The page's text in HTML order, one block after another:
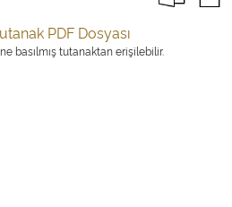
PDF Dosyası
basılmış tutanaktan erişilebilir.